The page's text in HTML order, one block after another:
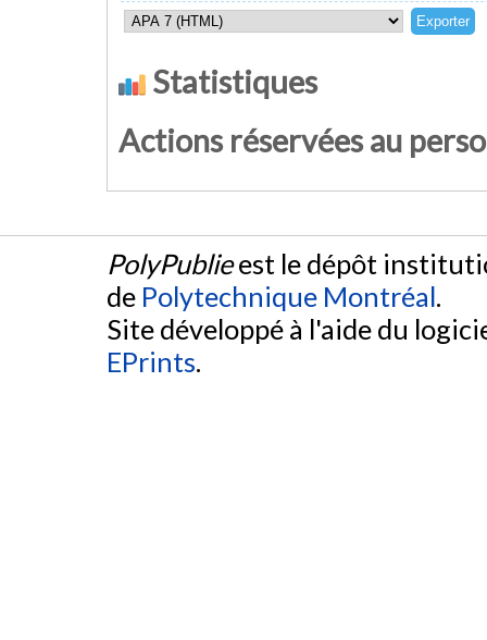
Statistiques
Actions réservées au
PolyPublieest le dépôt
de Polytechnique Montréal.
Site développé à l'aide du
EPrints.